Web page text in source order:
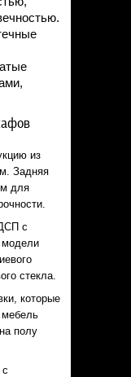
из
Задняя
для
с
модели
стекла.
которые
мебель
полу